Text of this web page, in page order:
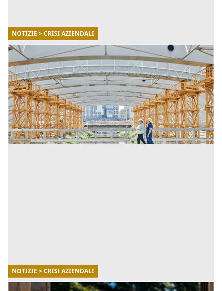
NOTIZIE > CRISI AZIENDALI
28/06/2022
Superbonus e nodo cessione del credito:
Casartigiani Verona e la soluzione proposta
Vediamo insieme qual è la proposta di Casartigiani
Verona in merito al Superbonus e nodo cessione del
credito. [...]
NOTIZIE > CRISI AZIENDALI
28/12/2021